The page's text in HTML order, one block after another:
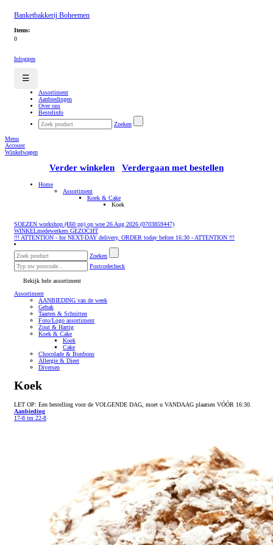
Banketbakkerij Boheemen
Items:
0
Inloggen
☰
Assortiment
Aanbiedingen
Over ons
Bestelinfo
Zoeken
Menu
Account
Winkelwagen
Verder winkelen Verdergaan met bestellen
Home
Assortiment
Koek & Cake
Koek
SOEZEN workshop (€60 pp) op woe 26 Aug 2026 (0703859447)
WINKELmedewerkers GEZOCHT
!!! ATTENTION - for NEXT-DAY delivery, ORDER today before 16:30 - ATTENTION !!!
Zoeken
Postcodecheck
Bekijk hele assortiment
Assortiment
AANBIEDING van de week
Gebak
Taarten & Schnitten
Foto/Logo assortiment
Zout & Hartig
Koek & Cake
Koek
Cake
Chocolade & Bonbons
Allergie & Dieet
Diversen
Koek
LET OP: Een bestelling voor de VOLGENDE DAG, moet u VANDAAG plaatsen VÓÓR 16:30.
Aanbieding
17-8 tm 22-8